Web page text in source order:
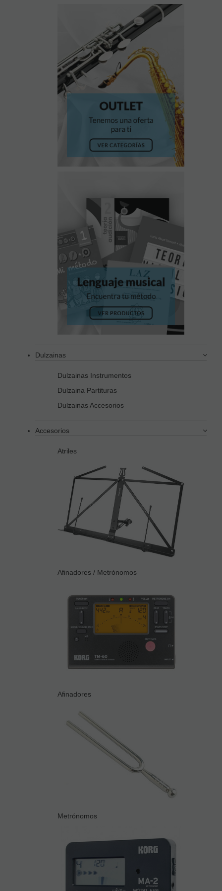
Dulzainas
Dulzainas Instrumentos
Dulzaina Partituras
Dulzainas Accesorios
Accesorios
Atriles
Afinadores / Metrónomos
Afinadores
Metrónomos